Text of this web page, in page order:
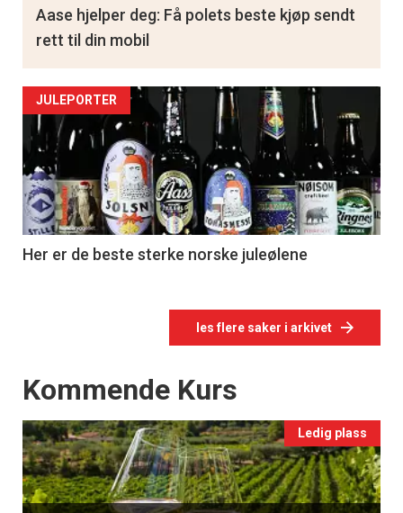
JULEPORTER
Her er de beste sterke norske juleølene
les flere saker i arkivet
Aase hjelper deg: Få polets beste kjøp sendt
rett til din mobil
Events
Kommende Kurs
Ledig plass